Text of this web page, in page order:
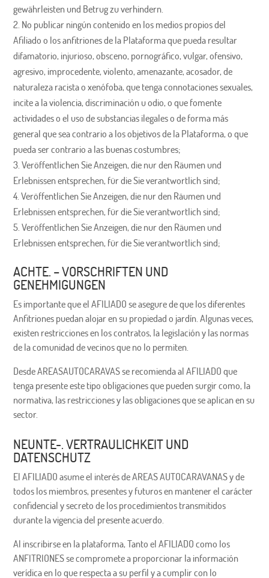
gewährleisten und Betrug zu verhindern.
No publicar ningún contenido en los medios propios del
Afiliado o los anfitriones de la Plataforma que pueda resultar
difamatorio, injurioso, obsceno, pornográfico, vulgar, ofensivo,
agresivo, improcedente, violento, amenazante, acosador, de
naturaleza racista o xenófoba, que tenga connotaciones sexuales,
incite a la violencia, discriminación u odio, o que fomente
actividades o el uso de substancias ilegales o de forma más
general que sea contrario a los objetivos de la Plataforma, o que
pueda ser contrario a las buenas costumbres;
Veröffentlichen Sie Anzeigen, die nur den Räumen und
Erlebnissen entsprechen, für die Sie verantwortlich sind;
Veröffentlichen Sie Anzeigen, die nur den Räumen und
Erlebnissen entsprechen, für die Sie verantwortlich sind;
Veröffentlichen Sie Anzeigen, die nur den Räumen und
Erlebnissen entsprechen, für die Sie verantwortlich sind;
ACHTE. – VORSCHRIFTEN UND
GENEHMIGUNGEN
Es importante que el AFILIADO se asegure de que los diferentes
Anfitriones puedan alojar en su propiedad o jardín. Algunas veces,
existen restricciones en los contratos, la legislación y las normas
de la comunidad de vecinos que no lo permiten.
Desde AREASAUTOCARAVAS se recomienda al AFILIADO que
tenga presente este tipo obligaciones que pueden surgir como, la
normativa, las restricciones y las obligaciones que se aplican en su
sector.
NEUNTE-. VERTRAULICHKEIT UND
DATENSCHUTZ
El AFILIADO asume el interés de AREAS AUTOCARAVANAS y de
todos los miembros, presentes y futuros en mantener el carácter
confidencial y secreto de los procedimientos transmitidos
durante la vigencia del presente acuerdo.
Al inscribirse en la plataforma, Tanto el AFILIADO como los
ANFITRIONES se compromete a proporcionar la información
verídica en lo que respecta a su perfil y a cumplir con lo